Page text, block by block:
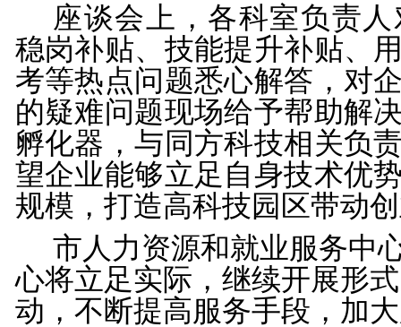
座谈会上，各科室负责
稳岗补贴、技能提升补贴、
考等热点问题悉心解答，对
的疑难问题现场给予帮助解
孵化器，与同方科技相关负
望企业能够立足自身技术优
规模，打造高科技园区带动
市人力资源和就业服务中
心将立足实际，继续开展形
动，不断提高服务手段，加